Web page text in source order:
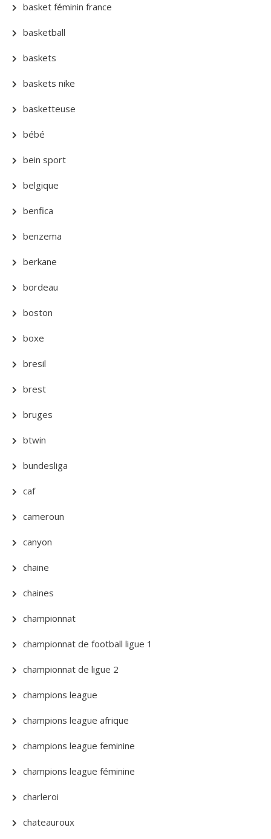
basket féminin france
basketball
baskets
baskets nike
basketteuse
bébé
bein sport
belgique
benfica
benzema
berkane
bordeau
boston
boxe
bresil
brest
bruges
btwin
bundesliga
caf
cameroun
canyon
chaine
chaines
championnat
championnat de football ligue 1
championnat de ligue 2
champions league
champions league afrique
champions league feminine
champions league féminine
charleroi
chateauroux